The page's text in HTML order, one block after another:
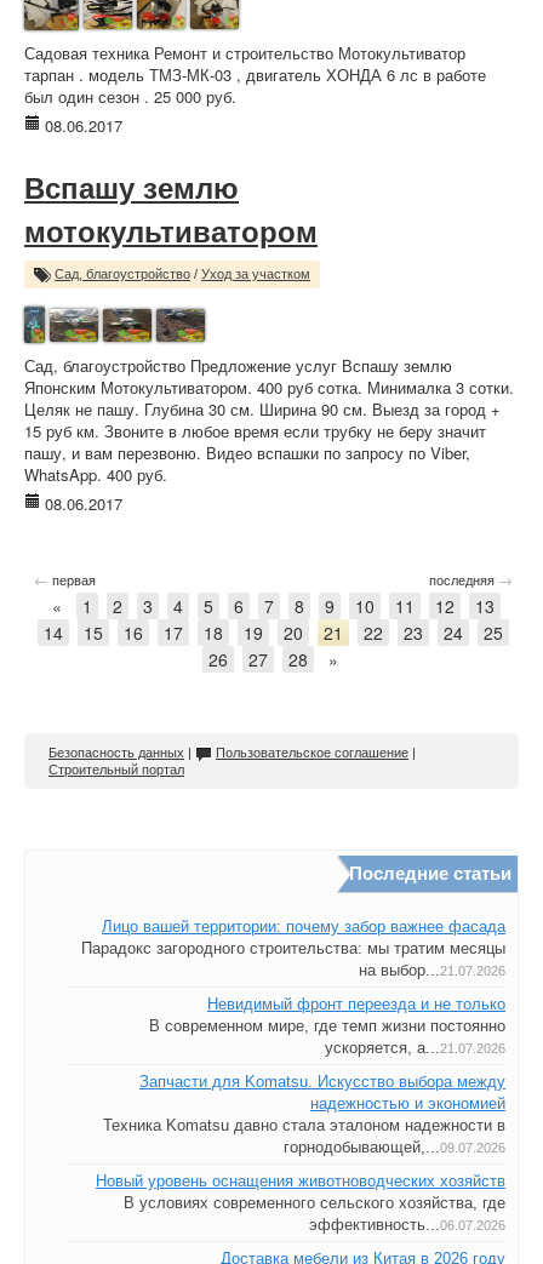
Садовая техника Ремонт и строительство Мотокультиватор
тарпан . модель ТМЗ-МК-03 , двигатель ХОНДА 6 лс в работе
был один сезон . 25 000 руб.
08.06.2017
Вспашу землю
мотокультиватором
Сад, благоустройство / Уход за участком
Сад, благоустройство Предложение услуг Вспашу землю
Японским Мотокультиватором. 400 руб сотка. Минималка 3 сотки.
Целяк не пашу. Глубина 30 см. Ширина 90 см. Выезд за город +
15 руб км. Звоните в любое время если трубку не беру значит
пашу, и вам перезвоню. Видео вспашки по запросу по Viber,
WhatsApp. 400 руб.
08.06.2017
← первая последняя →
« 1 2 3 4 5 6 7 8 9 10 11 12
13
14
15 16 17 18 19 20 21 22 23 24
25
26
27 28 »
Безопасность данных | Пользовательское соглашение |
Строительный портал
Последние статьи
Лицо вашей территории: почему забор важнее фасада
Парадокс загородного строительства: мы тратим месяцы
на выбор...21.07.2026
Невидимый фронт переезда и не только
В современном мире, где темп жизни постоянно
ускоряется, а...21.07.2026
Запчасти для Komatsu. Искусство выбора между
надежностью и экономией
Техника Komatsu давно стала эталоном надежности в
горнодобывающей,...09.07.2026
Новый уровень оснащения животноводческих хозяйств
В условиях современного сельского хозяйства, где
эффективность...06.07.2026
Доставка мебели из Китая в 2026 году